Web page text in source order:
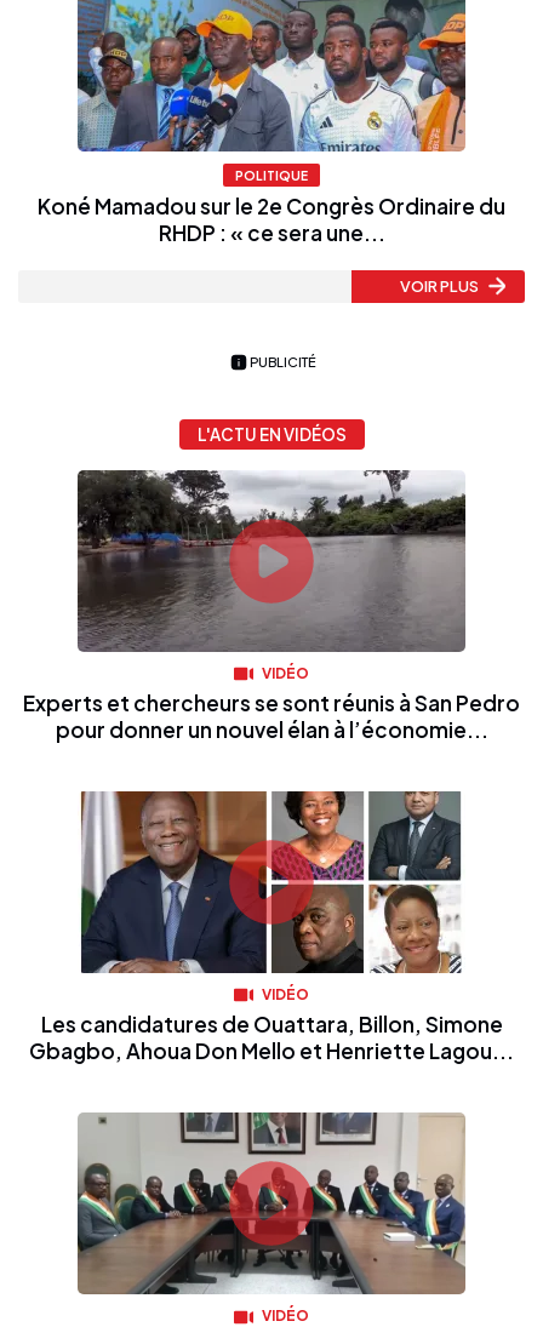
POLITIQUE
Koné Mamadou sur le 2e Congrès Ordinaire du
RHDP : « ce sera une...
VOIR PLUS
PUBLICITÉ
L'ACTU EN VIDÉOS
VIDÉO
Experts et chercheurs se sont réunis à San Pedro
pour donner un nouvel élan à l’économie...
VIDÉO
Les candidatures de Ouattara, Billon, Simone
Gbagbo, Ahoua Don Mello et Henriette Lagou...
VIDÉO